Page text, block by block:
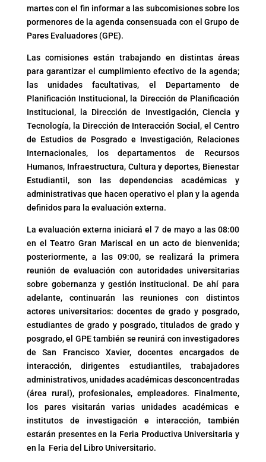
martes con el fin informar a las subcomisiones sobre los
pormenores de la agenda consensuada con el Grupo de
Pares Evaluadores (GPE).
Las comisiones están trabajando en distintas áreas
para garantizar el cumplimiento efectivo de la agenda;
las unidades facultativas, el Departamento de
Planificación Institucional, la Dirección de Planificación
Institucional, la Dirección de Investigación, Ciencia y
Tecnología, la Dirección de Interacción Social, el Centro
de Estudios de Posgrado e Investigación, Relaciones
Internacionales, los departamentos de Recursos
Humanos, Infraestructura, Cultura y deportes, Bienestar
Estudiantil, son las dependencias académicas y
administrativas que hacen operativo el plan y la agenda
definidos para la evaluación externa.
La evaluación externa iniciará el 7 de mayo a las 08:00
en el Teatro Gran Mariscal en un acto de bienvenida;
posteriormente, a las 09:00, se realizará la primera
reunión de evaluación con autoridades universitarias
sobre gobernanza y gestión institucional. De ahí para
adelante, continuarán las reuniones con distintos
actores universitarios: docentes de grado y posgrado,
estudiantes de grado y posgrado, titulados de grado y
posgrado, el GPE también se reunirá con investigadores
de San Francisco Xavier, docentes encargados de
interacción, dirigentes estudiantiles, trabajadores
administrativos, unidades académicas desconcentradas
(área rural), profesionales, empleadores. Finalmente,
los pares visitarán varias unidades académicas e
institutos de investigación e interacción, también
estarán presentes en la Feria Productiva Universitaria y
en la Feria del Libro Universitario.